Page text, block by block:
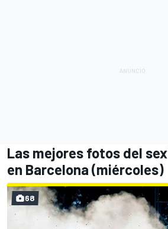
Las mejores fotos del
en Barcelona (miércoles)
68